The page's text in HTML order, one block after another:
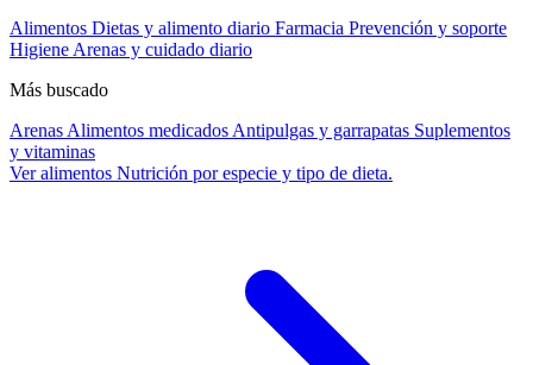
Alimentos Dietas y alimento diario Farmacia Prevención y soporte
Higiene Arenas y cuidado diario
Más buscado
Arenas Alimentos medicados Antipulgas y garrapatas Suplementos
y vitaminas
Ver alimentos Nutrición por especie y tipo de dieta.